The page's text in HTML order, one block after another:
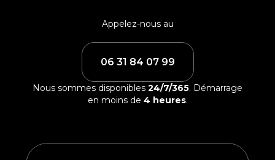
Appelez-nous au
06 31 84 07 99
Nous sommes disponibles 24/7/365. Démarrage
en moins de 4 heures.